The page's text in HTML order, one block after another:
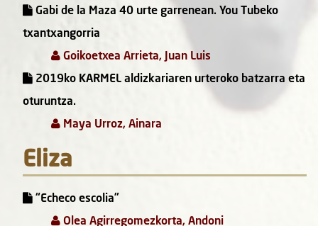
Gabi de la Maza 40 urte garrenean. You Tubeko
txantxangorria
Goikoetxea Arrieta, Juan Luis
2019ko KARMEL aldizkariaren urteroko batzarra eta
oturuntza.
Maya Urroz, Ainara
Eliza
“Echeco escolia”
Olea Agirregomezkorta, Andoni